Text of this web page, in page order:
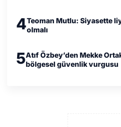
4Teoman Mutlu: Siyasette
olmalı
5Atıf Özbey’den Mekke
bölgesel güvenlik vurgusu